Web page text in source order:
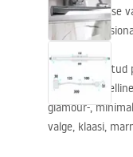
kaasaegsetesse
See on
Läikiv
viimistlust.
glamour-,
valge, klaasi,